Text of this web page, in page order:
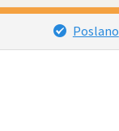
Poslano